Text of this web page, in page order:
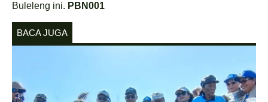
Buleleng ini. PBN001
BACA JUGA